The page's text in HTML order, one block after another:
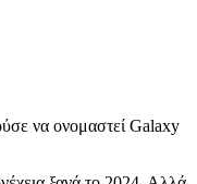
να ονομαστεί Galaxy